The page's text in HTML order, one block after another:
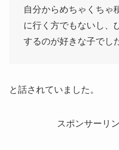
自分からめちゃくちゃ
に行く方でもないし、
するのが好きな子でし
と話されていました。
スポンサーリ